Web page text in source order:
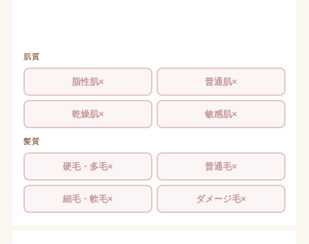
肌質
脂性肌× 普通肌×
乾燥肌× 敏感肌×
髪質
硬毛・多毛× 普通毛×
細毛・軟毛× ダメージ毛×